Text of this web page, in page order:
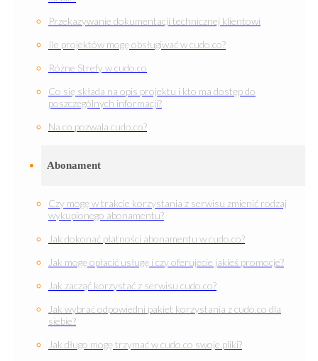
Przekazywanie dokumentacji technicznej klientowi
Ile projektów mogę obsługiwać w cudo.co?
Różne Strefy w cudo.co
Co się składa na opis projektu i kto ma dostęp do
poszczególnych informacji?
Na co pozwala cudo.co?
Abonament
Czy mogę w trakcie korzystania z serwisu zmienić rodzaj
wykupionego abonamentu?
Jak dokonać płatności abonamentu w cudo.co?
Jak mogę opłacić usługę i czy oferujecie jakieś promocje?
Jak zacząć korzystać z serwisu cudo.co?
Jak wybrać odpowiedni pakiet korzystania z cudo.co dla
siebie?
Jak długo mogę trzymać w cudo.co swoje pliki?